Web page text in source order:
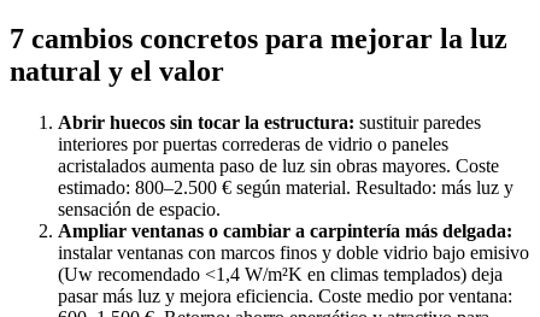
7 cambios concretos para mejorar la luz
natural y el valor
Abrir huecos sin tocar la estructura: sustituir paredes
interiores por puertas correderas de vidrio o paneles
acristalados aumenta paso de luz sin obras mayores. Coste
estimado: 800–2.500 € según material. Resultado: más luz y
sensación de espacio.
Ampliar ventanas o cambiar a carpintería más delgada:
instalar ventanas con marcos finos y doble vidrio bajo emisivo
(Uw recomendado <1,4 W/m²K en climas templados) deja
pasar más luz y mejora eficiencia. Coste medio por ventana: